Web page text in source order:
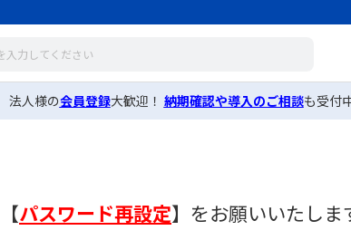
法人様の会員登録大歓迎！ 納期確認や導入のご相談も受付
【パスワード再設定】 をお願いいたしま